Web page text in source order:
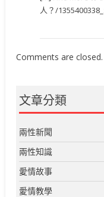
人？/
Comments are closed.
文章分類
兩性新聞
兩性知識
愛情故事
愛情教學